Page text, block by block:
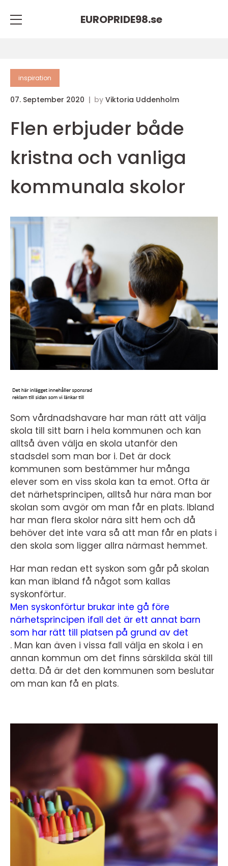
EUROPRIDE98.se
inspiration
07. September 2020 by Viktoria Uddenholm
Flen erbjuder både
kristna och vanliga
kommunala skolor
Som vårdnadshavare har man rätt att välja
skola till sitt barn i hela kommunen och kan
alltså även välja en skola utanför den
stadsdel som man bor i. Det är dock
kommunen som bestämmer hur många
elever som en viss skola kan ta emot. Ofta är
det närhetsprincipen, alltså hur nära man bor
skolan som avgör om man får en plats. Ibland
har man flera skolor nära sitt hem och då
behöver det inte vara så att man får en plats i
den skola som ligger allra närmast hemmet.
Har man redan ett syskon som går på skolan
kan man ibland få något som kallas
syskonförtur.
Men syskonförtur brukar inte gå före
närhetsprincipen ifall det är ett annat barn
som har rätt till platsen på grund av det
. Man kan även i vissa fall välja en skola i en
annan kommun om det finns särskilda skäl till
detta. Då är det den kommunen som beslutar
om man kan få en plats.